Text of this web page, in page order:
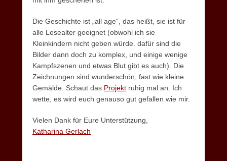
Die Geschichte ist „all age“, das heißt, sie ist für
alle Lesealter geeignet (obwohl ich sie
Kleinkindern nicht geben würde. dafür sind die
Bilder dann doch zu komplex, und einige wenige
Kampfszenen und etwas Blut gibt es auch). Die
Zeichnungen sind wunderschön, fast wie kleine
Gemälde. Schaut das Projekt ruhig mal an. Ich
wette, es wird euch genauso gut gefallen wie mir.
Vielen Dank für Eure Unterstützung,
Katharina Gerlach